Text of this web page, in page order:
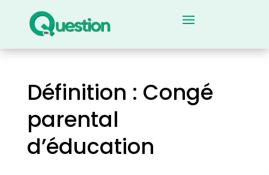
Définition : Congé
parental
d’éducation